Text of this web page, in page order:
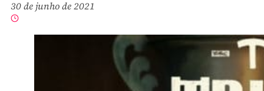
30 de junho de 2021